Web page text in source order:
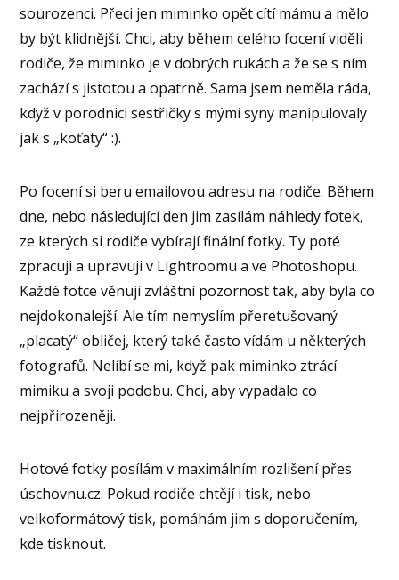
sourozenci. Přeci jen miminko opět cítí mámu a mělo
by být klidnější. Chci, aby během celého focení viděli
rodiče, že miminko je v dobrých rukách a že se s ním
zachází s jistotou a opatrně. Sama jsem neměla ráda,
když v porodnici sestřičky s mými syny manipulovaly
jak s „koťaty“ :).
Po focení si beru emailovou adresu na rodiče. Během
dne, nebo následující den jim zasílám náhledy fotek,
ze kterých si rodiče vybírají finální fotky. Ty poté
zpracuji a upravuji v Lightroomu a ve Photoshopu.
Každé fotce věnuji zvláštní pozornost tak, aby byla co
nejdokonalejší. Ale tím nemyslím přeretušovaný
„placatý“ obličej, který také často vídám u některých
fotografů. Nelíbí se mi, když pak miminko ztrácí
mimiku a svoji podobu. Chci, aby vypadalo co
nejpřirozeněji.
Hotové fotky posílám v maximálním rozlišení přes
úschovnu.cz. Pokud rodiče chtějí i tisk, nebo
velkoformátový tisk, pomáhám jim s doporučením,
kde tisknout.